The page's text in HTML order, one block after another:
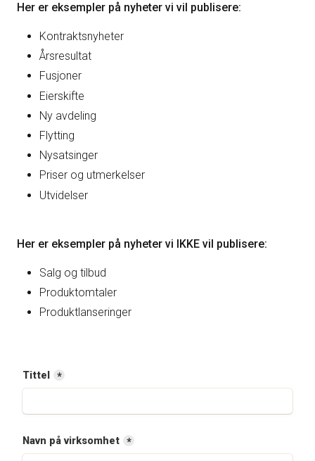
Her er eksempler på nyheter vi vil publisere:
Kontraktsnyheter
Årsresultat
Fusjoner
Eierskifte
Ny avdeling
Flytting
Nysatsinger
Priser og utmerkelser
Utvidelser
Her er eksempler på nyheter vi IKKE vil publisere:
Salg og tilbud
Produktomtaler
Produktlanseringer